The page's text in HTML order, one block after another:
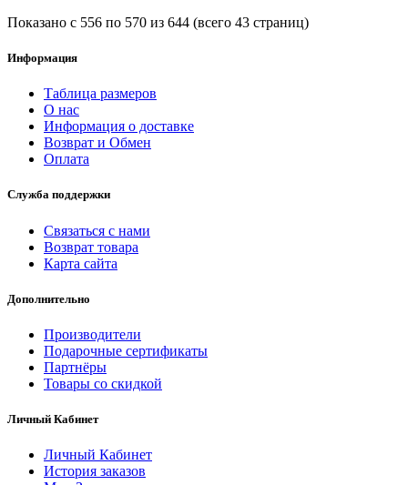
Показано с 556 по 570 из 644 (всего 43 страниц)
Информация
Таблица размеров
О нас
Информация о доставке
Возврат и Обмен
Оплата
Служба поддержки
Связаться с нами
Возврат товара
Карта сайта
Дополнительно
Производители
Подарочные сертификаты
Партнёры
Товары со скидкой
Личный Кабинет
Личный Кабинет
История заказов